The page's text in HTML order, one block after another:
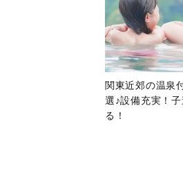
関東近郊の温泉
選♪設備充実！
る！